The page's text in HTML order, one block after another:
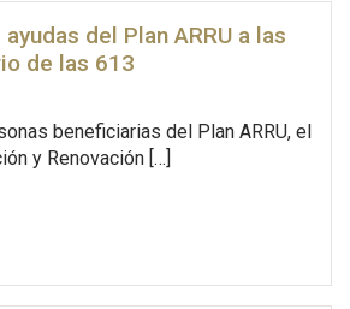
del Plan ARRU a las
de las 613
beneficiarias del Plan ARRU, el
y Renovación […]